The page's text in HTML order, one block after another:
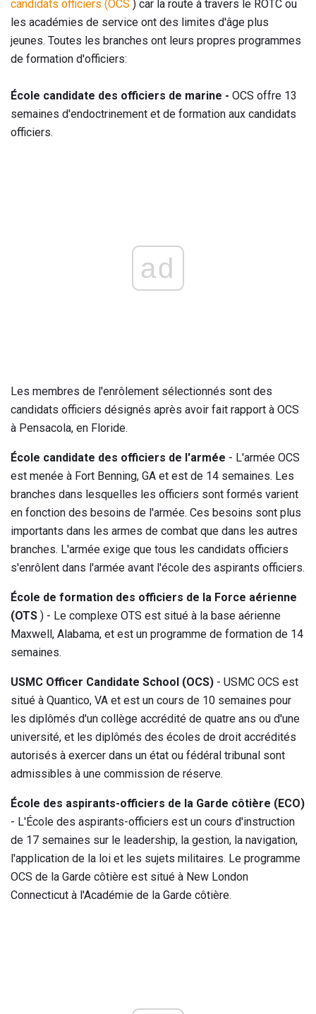
candidats officiers (OCS ) car la route à travers le ROTC ou
les académies de service ont des limites d'âge plus
jeunes. Toutes les branches ont leurs propres programmes
de formation d'officiers:
École candidate des officiers de marine - OCS offre 13
semaines d'endoctrinement et de formation aux candidats
officiers.
ad
Les membres de l'enrôlement sélectionnés sont des
candidats officiers désignés après avoir fait rapport à OCS
à Pensacola, en Floride.
École candidate des officiers de l'armée - L'armée OCS
est menée à Fort Benning, GA et est de 14 semaines. Les
branches dans lesquelles les officiers sont formés varient
en fonction des besoins de l'armée. Ces besoins sont plus
importants dans les armes de combat que dans les autres
branches. L'armée exige que tous les candidats officiers
s'enrôlent dans l'armée avant l'école des aspirants officiers.
École de formation des officiers de la Force aérienne
(OTS ) - Le complexe OTS est situé à la base aérienne
Maxwell, Alabama, et est un programme de formation de 14
semaines.
USMC Officer Candidate School (OCS) - USMC OCS est
situé à Quantico, VA et est un cours de 10 semaines pour
les diplômés d'un collège accrédité de quatre ans ou d'une
université, et les diplômés des écoles de droit accrédités
autorisés à exercer dans un état ou fédéral tribunal sont
admissibles à une commission de réserve.
École des aspirants-officiers de la Garde côtière (ECO)
- L'École des aspirants-officiers est un cours d'instruction
de 17 semaines sur le leadership, la gestion, la navigation,
l'application de la loi et les sujets militaires. Le programme
OCS de la Garde côtière est situé à New London
Connecticut à l'Académie de la Garde côtière.